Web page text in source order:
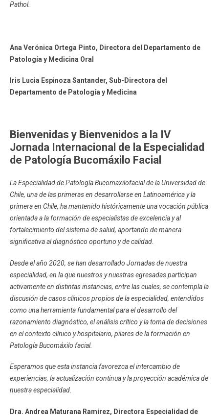
Pathol.
Ana Verónica Ortega Pinto, Directora del Departamento de
Patología y Medicina Oral
Iris Lucia Espinoza Santander, Sub-Directora del
Departamento de Patología y Medicina
Bienvenidas y Bienvenidos a la IV
Jornada Internacional de la Especialidad
de Patología Bucomáxilo Facial
La Especialidad de Patología Bucomaxilofacial de la Universidad de
Chile, una de las primeras en desarrollarse en Latinoamérica y la
primera en Chile, ha mantenido históricamente una vocación pública
orientada a la formación de especialistas de excelencia y al
fortalecimiento del sistema de salud, aportando de manera
significativa al diagnóstico oportuno y de calidad.
Desde el año 2020, se han desarrollado Jornadas de nuestra
especialidad, en la que nuestros y nuestras egresadas participan
activamente en distintas instancias, entre las cuales, se contempla la
discusión de casos clínicos propios de la especialidad, entendidos
como una herramienta fundamental para el desarrollo del
razonamiento diagnóstico, el análisis crítico y la toma de decisiones
en el contexto clínico y hospitalario, pilares de la formación en
Patología Bucomáxilo facial.
Esperamos que esta instancia favorezca el intercambio de
experiencias, la actualización continua y la proyección académica de
nuestra especialidad.
Dra. Andrea Maturana Ramírez, Directora Especialidad de